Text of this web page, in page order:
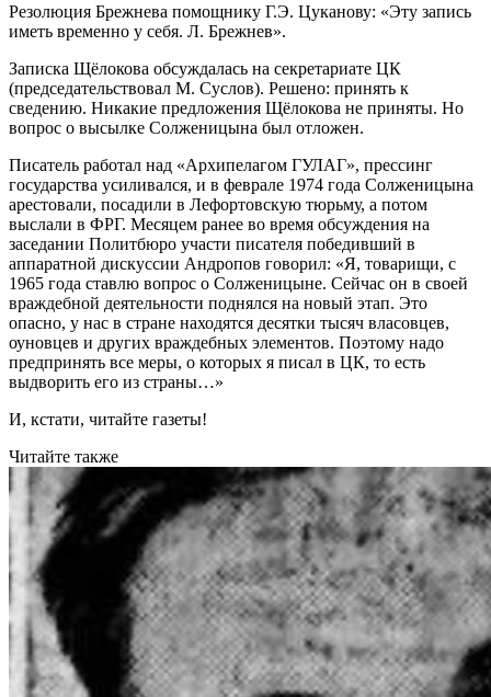
Резолюция Брежнева помощнику Г.Э. Цуканову: «Эту запись
иметь временно у себя. Л. Брежнев».
Записка Щёлокова обсуждалась на секретариате ЦК
(председательствовал М. Суслов). Решено: принять к
сведению. Никакие предложения Щёлокова не приняты. Но
вопрос о высылке Солженицына был отложен.
Писатель работал над «Архипелагом ГУЛАГ», прессинг
государства усиливался, и в феврале 1974 года Солженицына
арестовали, посадили в Лефортовскую тюрьму, а потом
выслали в ФРГ. Месяцем ранее во время обсуждения на
заседании Политбюро участи писателя победивший в
аппаратной дискуссии Андропов говорил: «Я, товарищи, с
1965 года ставлю вопрос о Солженицыне. Сейчас он в своей
враждебной деятельности поднялся на новый этап. Это
опасно, у нас в стране находятся десятки тысяч власовцев,
оуновцев и других враждебных элементов. Поэтому надо
предпринять все меры, о которых я писал в ЦК, то есть
выдворить его из страны…»
И, кстати, читайте газеты!
Читайте также